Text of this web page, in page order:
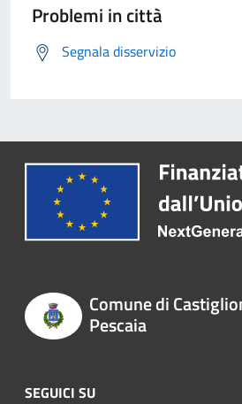
Problemi in città
Segnala disservizio
Comune di
Pescaia
SEGUICI SU